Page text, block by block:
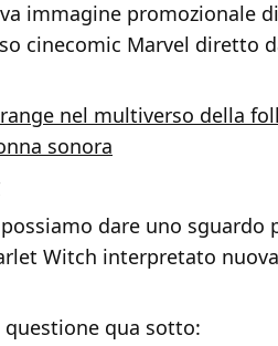
immagine promozionale di
cinecomic Marvel diretto
nel multiverso della
sonora
dare uno sguardo
Witch interpretato
qua sotto: